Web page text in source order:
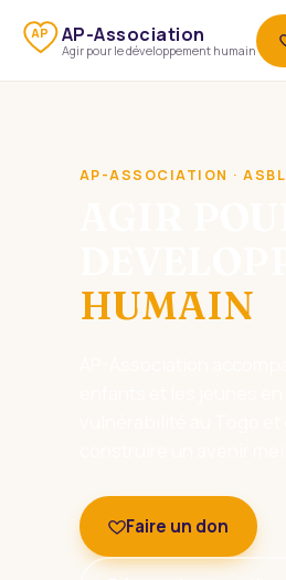
AP AP-Association
Agir pour le développement humain
AP-ASSOCIATION · ASBL
HUMAIN
Faire un don